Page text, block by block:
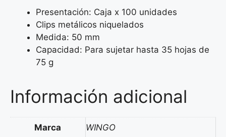
Presentación: Caja x 100 unidades
Clips metálicos niquelados
Medida: 50 mm
Capacidad: Para sujetar hasta 35 hojas de
75 g
Información adicional
Marca WINGO